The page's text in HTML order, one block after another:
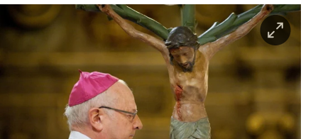
sport
berlin
wahrheit